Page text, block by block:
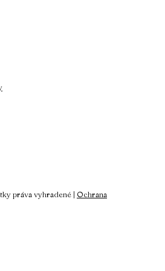
práva vyhradené | Ochrana